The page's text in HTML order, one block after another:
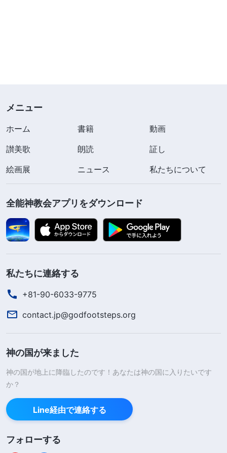
メニュー
ホーム 書籍
動画
讃美歌
朗読
証し
絵画展
ニュース 私たちについて
全能神教会アプリをダウンロード
私たちに連絡する
+81-90-6033-9775
contact.jp@godfootsteps.org
神の国が来ました
神の国が地上に降臨したのです！あなたは神の国に入りたいです
か？
Line経由で連絡する
フォローする